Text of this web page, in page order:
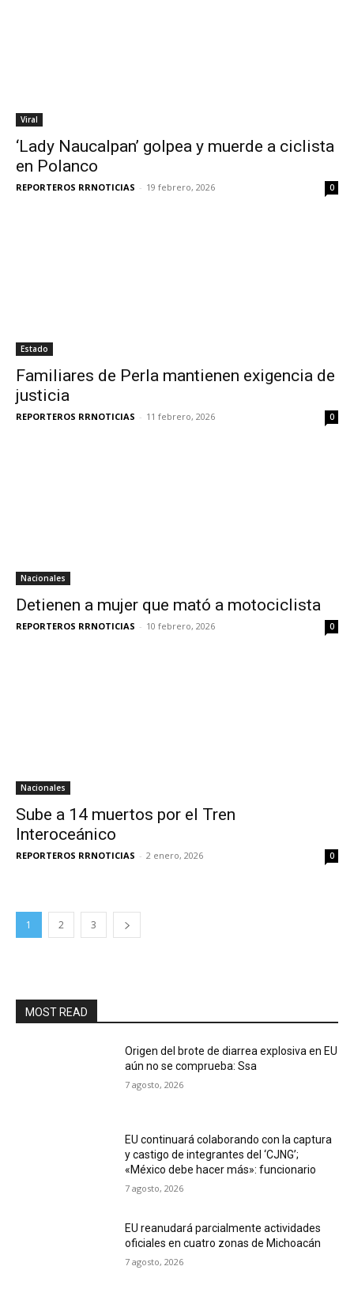
Viral
‘Lady Naucalpan’ golpea y muerde a ciclista
en Polanco
REPORTEROS RRNOTICIAS - 19 febrero, 2026 0
Estado
Familiares de Perla mantienen exigencia de
justicia
REPORTEROS RRNOTICIAS - 11 febrero, 2026 0
Nacionales
Detienen a mujer que mató a motociclista
REPORTEROS RRNOTICIAS - 10 febrero, 2026 0
Nacionales
Sube a 14 muertos por el Tren
Interoceánico
REPORTEROS RRNOTICIAS - 2 enero, 2026 0
1 2 3
MOST READ
Origen del brote de diarrea explosiva en EU
aún no se comprueba: Ssa
7 agosto, 2026
EU continuará colaborando con la captura
y castigo de integrantes del ‘CJNG’;
«México debe hacer más»: funcionario
7 agosto, 2026
EU reanudará parcialmente actividades
oficiales en cuatro zonas de Michoacán
7 agosto, 2026